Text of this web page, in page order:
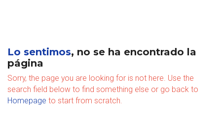
Lo sentimos, no se ha encontrado la
página
Sorry, the page you are looking for is not here. Use the
search field below to find something else or go back to
Homepage to start from scratch.